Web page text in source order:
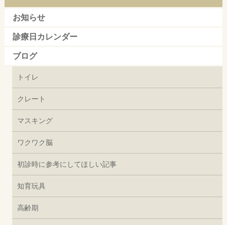
お知らせ
診療日カレンダー
ブログ
トイレ
クレート
マスキング
ワクワク脳
初診時に参考にしてほしい記事
知育玩具
高齢期